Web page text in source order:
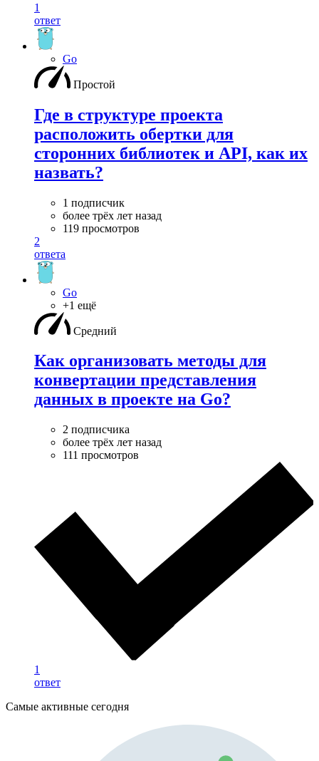
1
ответ
Go
Простой
Где в структуре проекта
расположить обертки для
сторонних библиотек и API, как их
назвать?
1 подписчик
более трёх лет назад
119 просмотров
2
ответа
Go
+1 ещё
Средний
Как организовать методы для
конвертации представления
данных в проекте на Go?
2 подписчика
более трёх лет назад
111 просмотров
1
ответ
Самые активные сегодня